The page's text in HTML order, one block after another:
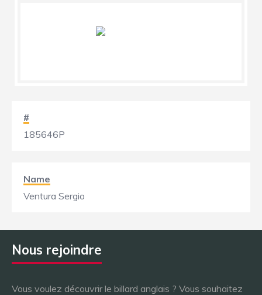
#
185646P
Name
Ventura Sergio
Nous rejoindre
Vous voulez découvrir le billard anglais ? Vous souhaitez